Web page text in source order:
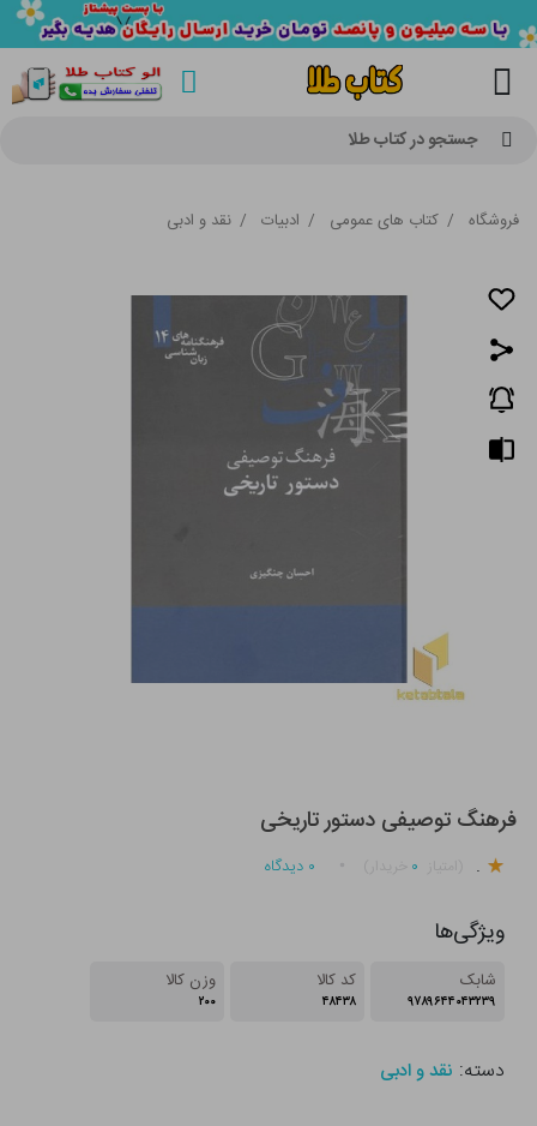
جستجو در کتاب طلا
فروشگاه / کتاب های عمومی / ادبیات / نقد و ادبی
فرهنگ توصیفی دستور تاریخی
. ۰ ۰ دیدگاه
ویژگی‌ها
شابک
۹۷۸۹۶۴۴۰۴۳۲۳۹
کد کالا
۴۸۴۳۸
وزن کالا
۲۰۰
دسته: نقد و ادبی